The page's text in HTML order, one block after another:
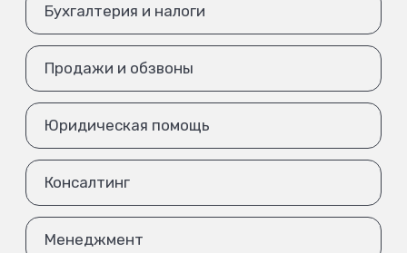
Бухгалтерия и налоги
Продажи и обзвоны
Юридическая помощь
Консалтинг
Менеджмент